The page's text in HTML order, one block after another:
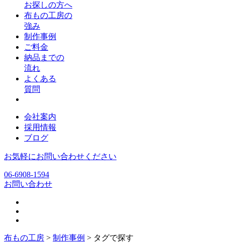
お探しの方へ
布もの工房の
強み
制作事例
ご料金
納品までの
流れ
よくある
質問
会社案内
採用情報
ブログ
お気軽にお問い合わせください
06-6908-1594
お問い合わせ
布もの工房 > 制作事例 > タグで探す